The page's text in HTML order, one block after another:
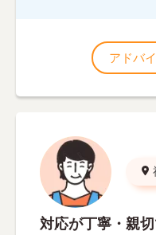
アドバ
対応が丁寧・親